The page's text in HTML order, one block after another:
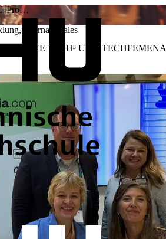
Pro…
,
Internationales
TECH³ UND TECHFEMENA